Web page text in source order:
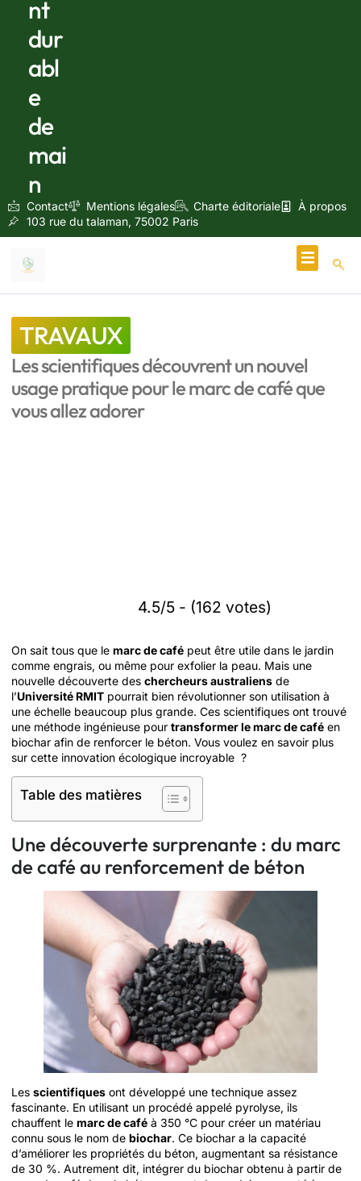
nt
dur
abl
e
de
mai
n
Contact Mentions légales Charte éditoriale
À propos
103 rue du talaman, 75002 Paris
TRAVAUX
Les scientifiques découvrent un nouvel
usage pratique pour le marc de café que
vous allez adorer
4.5/5 - (162 votes)
On sait tous que le marc de café peut être utile dans le jardin
comme engrais, ou même pour exfolier la peau. Mais une
nouvelle découverte des chercheurs australiens de
l’Université RMIT pourrait bien révolutionner son utilisation à
une échelle beaucoup plus grande. Ces scientifiques ont trouvé
une méthode ingénieuse pour transformer le marc de café en
biochar afin de renforcer le béton. Vous voulez en savoir plus
sur cette innovation écologique incroyable ?
Table des matières
Une découverte surprenante : du marc
de café au renforcement de béton
Les scientifiques ont développé une technique assez
fascinante. En utilisant un procédé appelé pyrolyse, ils
chauffent le marc de café à 350 °C pour créer un matériau
connu sous le nom de biochar. Ce biochar a la capacité
d’améliorer les propriétés du béton, augmentant sa résistance
de 30 %. Autrement dit, intégrer du biochar obtenu à partir de